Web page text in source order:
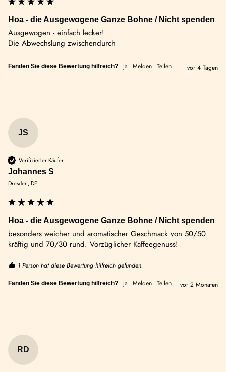
Hoa - die Ausgewogene Ganze Bohne / Nicht spenden
Ausgewogen - einfach lecker!
Die Abwechslung zwischendurch
Fanden Sie diese Bewertung hilfreich? Ja Melden Teilen vor 4 Tagen
JS
Verifizierter Käufer
Johannes S
Dresden, DE
Hoa - die Ausgewogene Ganze Bohne / Nicht spenden
besonders weicher und aromatischer Geschmack von 50/50
kräftig und 70/30 rund. Vorzüglicher Kaffeegenuss!
1 Person hat diese Bewertung hilfreich gefunden.
Fanden Sie diese Bewertung hilfreich? Ja Melden Teilen vor 2 Monaten
RD